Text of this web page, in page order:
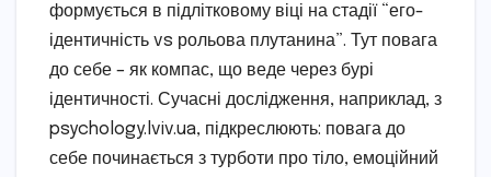
формується в підлітковому віці на стадії “его-
ідентичність vs рольова плутанина”. Тут повага
до себе – як компас, що веде через бурі
ідентичності. Сучасні дослідження, наприклад, з
psychology.lviv.ua, підкреслюють: повага до
себе починається з турботи про тіло, емоційний